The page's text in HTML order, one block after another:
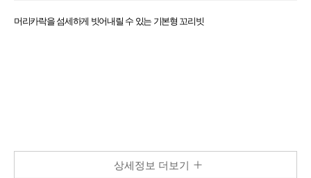
머리카락을 섬세하게 빗어내릴 수 있는 기본형 꼬리빗
상세정보 더보기